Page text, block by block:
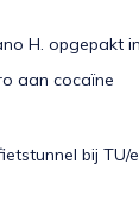
H. opgepakt
aan cocaïne
bij